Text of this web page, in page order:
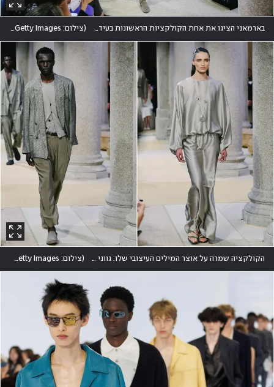
בארמאני הציגו את אחת הקולקציות הראשונות בעידן שאחרי ג'ורג'יו ארמאני, אשר הלך לעולמו בספטמבר שעבר (צילום: Vittorio Zunino Celotto/Getty Images
הקולקציה שמרה על אוצר המילים העיצובי שלו: גווני אבן, חליפות רכות, השראה ים-תיכונית ואלגנטיות ללא מאמץ (צילום: Vittorio Zunino Celotto/Getty Images